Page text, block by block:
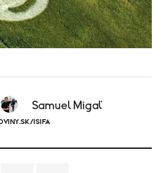
Samuel Migaľ
ISIFA